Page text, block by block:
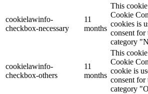
cookielawinfo-
checkbox-necessary
11
months
This
Cookie
cookies is
consent for
category
cookielawinfo-
checkbox-others
11
months
This
Cookie
cookie is
consent for
category